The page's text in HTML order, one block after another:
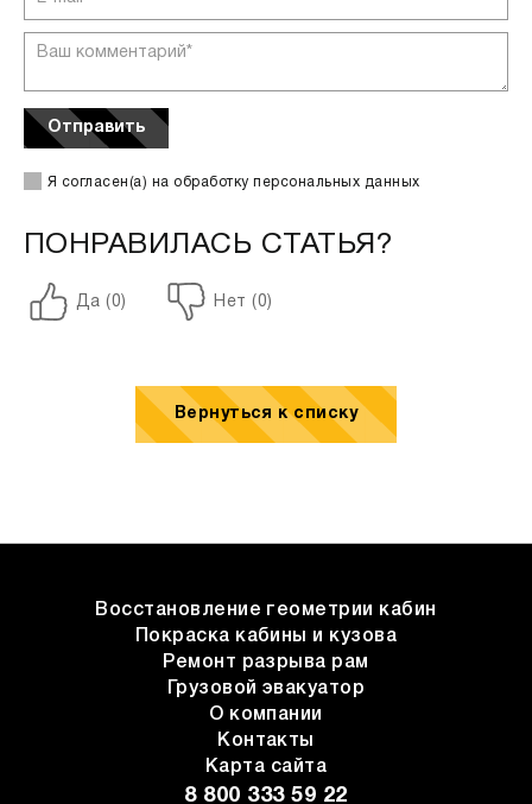
Отправить
Я согласен(а) на обработку персональных данных
ПОНРАВИЛАСЬ СТАТЬЯ?
Да (0) Нет (0)
Вернуться к списку
Восстановление геометрии кабин
Покраска кабины и кузова
Ремонт разрыва рам
Грузовой эвакуатор
О компании
Контакты
Карта сайта
8 800 333 59 22